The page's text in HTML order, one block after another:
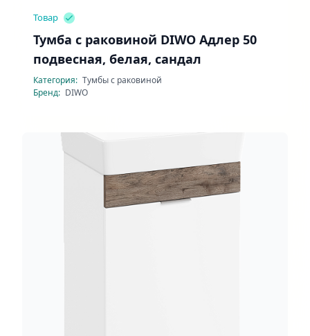
Товар
Тумба с раковиной DIWO Адлер 50
подвесная, белая, сандал
Категория: Тумбы с раковиной
Бренд: DIWO